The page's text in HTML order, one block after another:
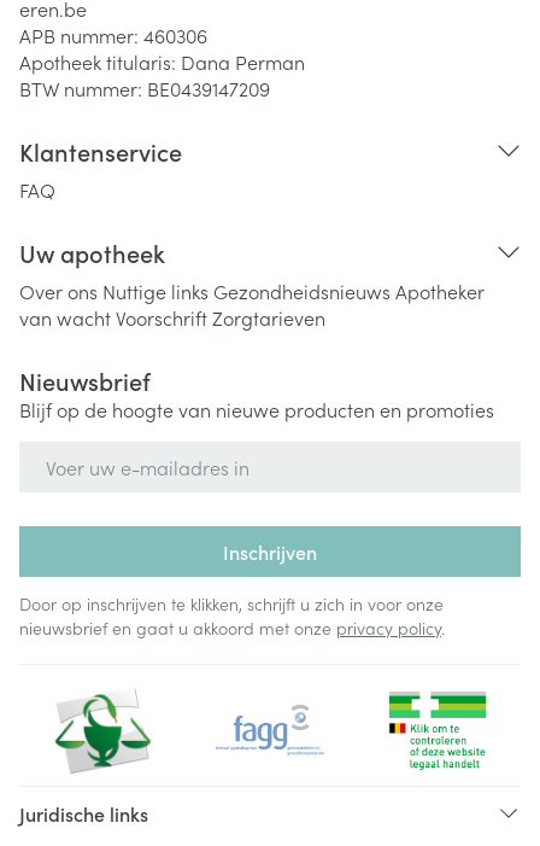
eren.be
APB nummer: 460306
Apotheek titularis: Dana Perman
BTW nummer: BE0439147209
Klantenservice
FAQ
Uw apotheek
Over ons Nuttige links Gezondheidsnieuws Apotheker
van wachtVoorschriftZorgtarieven
Nieuwsbrief
Blijf op de hoogte van nieuwe producten en promoties
Inschrijven
Door op inschrijven te klikken, schrijft u zich in voor onze
nieuwsbrief en gaat u akkoord met onze privacy policy.
Juridische links